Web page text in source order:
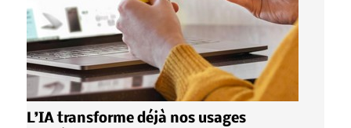
L’IA transforme déjà nos usages